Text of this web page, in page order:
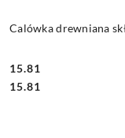
Calówka drewniana
Cena:
15.81
Cena:
15.81